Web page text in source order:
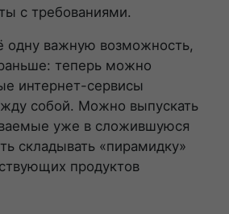
с требованиями.
одну важную возможность,
теперь можно
интернет-сервисы
собой. Можно выпускать
уже в сложившуюся
складывать «пирамидку»
продуктов